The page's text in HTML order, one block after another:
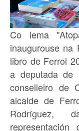
Co lema
inaugurouse na
libro de Ferrol
a deputada de
conselleiro de
alcalde de
Rodríguez,